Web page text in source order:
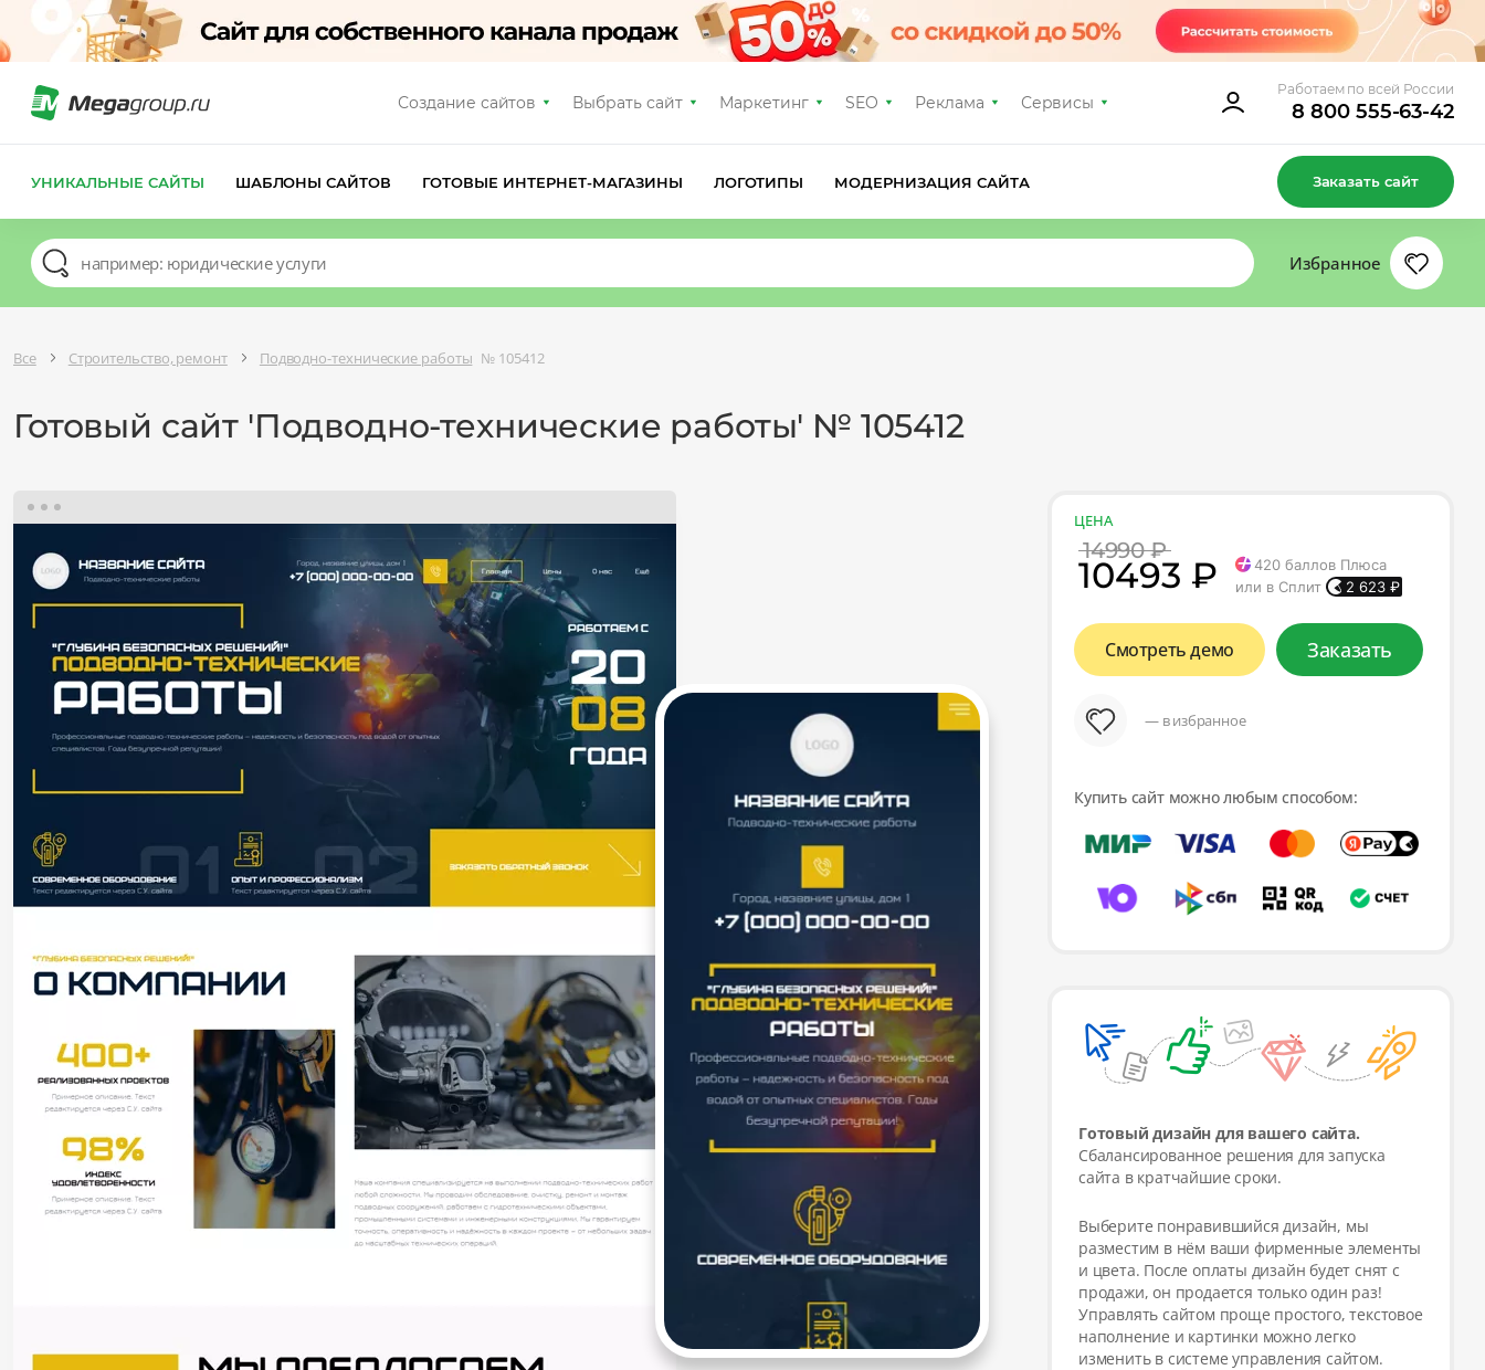
Создание сайтов Выбрать сайт Маркетинг SEO Реклама Сервисы
Работаем по всей России
8 800 555-63-42
УНИКАЛЬНЫЕ САЙТЫ ШАБЛОНЫ САЙТОВ ГОТОВЫЕ ИНТЕРНЕТ-МАГАЗИНЫ ЛОГОТИПЫ МОДЕРНИЗАЦИЯ САЙТА Заказать сайт
Избранное
Все Строительство, ремонт Подводно-технические работы № 105412
Готовый сайт 'Подводно-технические работы' № 105412
ЦЕНА
14990 ₽
10493 ₽ 420 баллов Плюса
или в Сплит
2 623 ₽
Смотреть демо Заказать
— в избранное
Купить сайт можно любым способом:
Готовый дизайн для вашего сайта.
Сбалансированное решения для запуска
сайта в кратчайшие сроки.
Выберите понравившийся дизайн, мы
разместим в нём ваши фирменные элементы
и цвета. После оплаты дизайн будет снят с
продажи, он продается только один раз!
Управлять сайтом проще простого, текстовое
наполнение и картинки можно легко
изменить в системе управления сайтом.